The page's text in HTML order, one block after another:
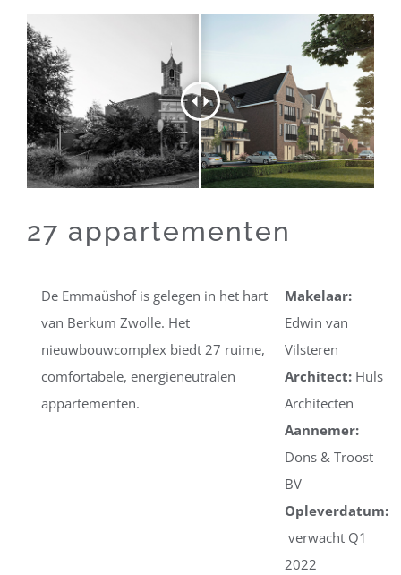
27 appartementen
De Emmaüshof is gelegen in het hart
van Berkum Zwolle. Het
nieuwbouwcomplex biedt 27 ruime,
comfortabele, energieneutralen
appartementen.
Makelaar:
Edwin van
Vilsteren
Architect: Huls
Architecten
Aannemer:
Dons & Troost
BV
Opleverdatum:
verwacht Q1
2022